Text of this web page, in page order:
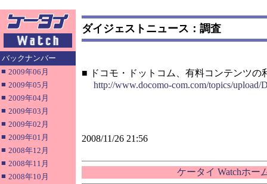
バックナンバー
■ 2009年06月
■ 2009年05月
■ 2009年04月
■ 2009年03月
■ 2009年02月
■ 2009年01月
■ 2008年12月
■ 2008年11月
■ 2008年10月
ダイジェストニュース：調査
■ ドコモ・ドットコム、有料コンテンツの
http://www.docomo-com.com/topics/upload/
2008/11/26 21:56
ケータイ Watchホー